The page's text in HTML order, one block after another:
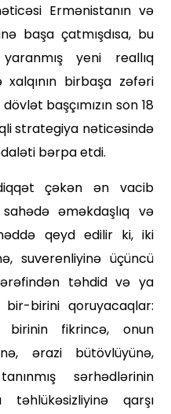
Ermənistanın və
başa çatmışdısa, bu
yeni reallıq
birbaşa zəfəri
başçımızın son 18
strategiya nəticəsində
bərpa etdi.
çəkən ən vacib
əməkdaşlıq və
qeyd edilir ki, iki
suverenliyinə üçüncü
təhdid və ya
birini qoruyacaqlar:
birinin fikrincə, onun
ərazi bütövlüyünə,
sərhədlərinin
təhlükəsizliyinə qarşı